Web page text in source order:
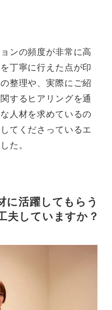
ンの頻度が非常に高
丁寧に行えた点が印
整理や、実際にご紹
するヒアリングを通
人材を求めているの
てくださっているエ
た。
活躍してもらう
夫していますか？